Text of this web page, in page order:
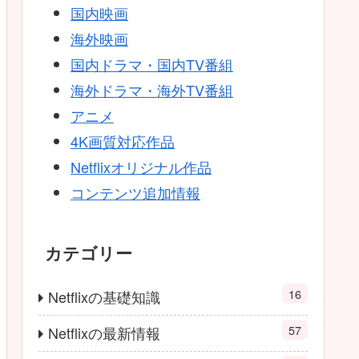
国内映画
海外映画
国内ドラマ・国内TV番組
海外ドラマ・海外TV番組
アニメ
4K画質対応作品
Netflixオリジナル作品
コンテンツ追加情報
カテゴリー
Netflixの基礎知識 16
Netflixの最新情報 57